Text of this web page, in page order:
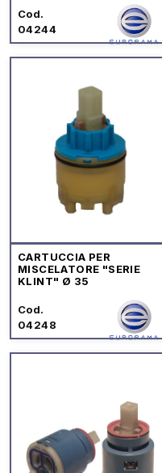
Cod.
04244
CARTUCCIA PER
MISCELATORE "SERIE
KLINT" Ø 35
Cod.
04248